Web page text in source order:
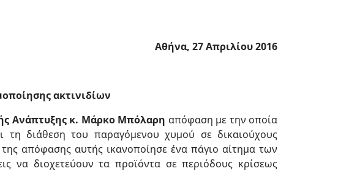
Αθήνα, 27 Απριλίου 2016
ακτινιδίων
Ανάπτυξης κ. Μάρκο Μπόλαρη απόφαση με την οποία
διάθεση του παραγόμενου χυμού σε δικαιούχους
απόφασης αυτής ικανοποίησε ένα πάγιο αίτημα των
να διοχετεύουν τα προϊόντα σε περιόδους κρίσεως